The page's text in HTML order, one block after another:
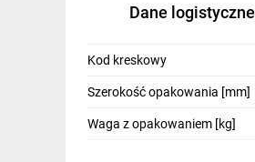
Budowa i Remont
Elektronika
Smart home
Elektromobilność
Dane logistyczne
Kod kreskowy
Szerokość opakowania [mm]
Waga z opakowaniem [kg]